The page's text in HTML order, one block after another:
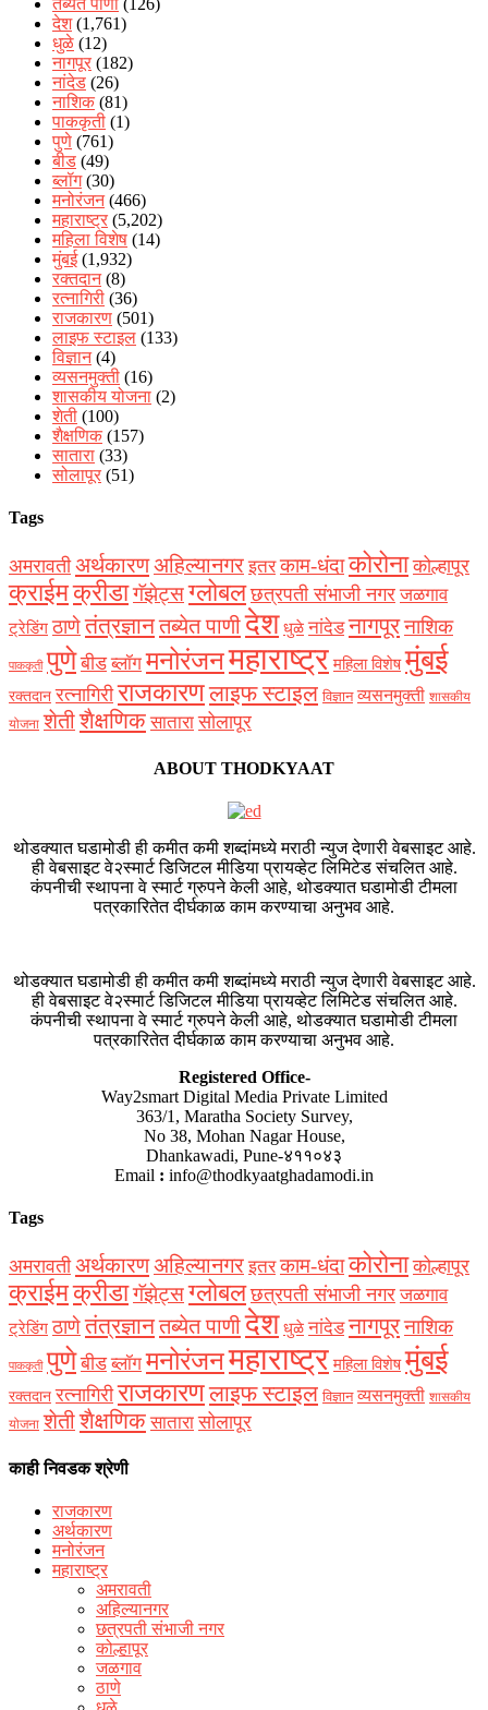
देश(1,761)
धुळे (12)
नागपूर (182)
नांदेड (26)
नाशिक (81)
पाककृती (1)
पुणे (761)
बीड (49)
ब्लॉग(30)
मनोरंजन(466)
महाराष्ट्र (5,202)
महिला विशेष (14)
मुंबई(1,932)
रक्‍तदान(8)
रत्नागिरी (36)
राजकारण (501)
लाइफ स्टाइल (133)
विज्ञान(4)
व्यसनमुक्ती (16)
शासकीय योजना (2)
शेती (100)
शैक्षणिक (157)
सातारा (33)
सोलापूर (51)
Tags
अमरावती अर्थकारणअहिल्यानगर इतर काम-धंदाकोरोना कोल्हापूर
क्राईमक्रीडागॅझेट्सग्लोबल छत्रपती संभाजी नगर जळगाव
ट्रेडिंग ठाणेतंत्रज्ञानतब्येत पाणीदेश धुळे नांदेड नागपूरनाशिक
पाककृती पुणे बीड ब्लॉग मनोरंजनमहाराष्ट्र महिला विशेष मुंबई
रक्‍तदान रत्नागिरी राजकारणलाइफ स्टाइल विज्ञान व्यसनमुक्ती शासकीय
योजना शेतीशैक्षणिक सातारा सोलापूर
ABOUT THODKYAAT
थोडक्यात घडामोडी ही कमीत कमी शब्दांमध्ये मराठी न्युज देणारी वेबसाइट आहे.
ही वेबसाइट वे२स्मार्ट डिजिटल मीडिया प्रायव्हेट लिमिटेड संचलित आहे.
कंपनीची स्थापना वे स्मार्ट ग्रुपने केली आहे, थोडक्यात घडामोडी टीमला
पत्रकारितेत दीर्घकाळ काम करण्याचा अनुभव आहे.
थोडक्यात घडामोडी ही कमीत कमी शब्दांमध्ये मराठी न्युज देणारी वेबसाइट आहे.
ही वेबसाइट वे२स्मार्ट डिजिटल मीडिया प्रायव्हेट लिमिटेड संचलित आहे.
कंपनीची स्थापना वे स्मार्ट ग्रुपने केली आहे, थोडक्यात घडामोडी टीमला
पत्रकारितेत दीर्घकाळ काम करण्याचा अनुभव आहे.
Registered Office-
Way2smart Digital Media Private Limited
363/1, Maratha Society Survey,
No 38, Mohan Nagar House,
Dhankawadi, Pune-४११०४३
Email : info@thodkyaatghadamodi.in
Tags
अमरावती अर्थकारणअहिल्यानगर इतर काम-धंदाकोरोना कोल्हापूर
क्राईमक्रीडागॅझेट्सग्लोबल छत्रपती संभाजी नगर जळगाव
ट्रेडिंग ठाणेतंत्रज्ञानतब्येत पाणीदेश धुळे नांदेड नागपूरनाशिक
पाककृती पुणे बीड ब्लॉग मनोरंजनमहाराष्ट्र महिला विशेष मुंबई
रक्‍तदान रत्नागिरी राजकारणलाइफ स्टाइल विज्ञान व्यसनमुक्ती शासकीय
योजना शेतीशैक्षणिक सातारा सोलापूर
काही निवडक श्रेणी
राजकारण
अर्थकारण
मनोरंजन
महाराष्ट्र
अमरावती
अहिल्यानगर
छत्रपती संभाजी नगर
कोल्हापूर
जळगाव
ठाणे